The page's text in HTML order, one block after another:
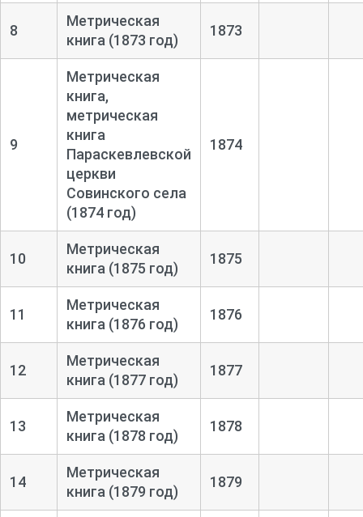
8
Метрическая
книга (1873 год)
1873
9
Метрическая
книга,
метрическая
книга
Параскевлевской
церкви
Совинского села
(1874 год)
1874
10
Метрическая
книга (1875 год)
1875
11
Метрическая
книга (1876 год)
1876
12
Метрическая
книга (1877 год)
1877
13
Метрическая
книга (1878 год)
1878
14
Метрическая
книга (1879 год)
1879